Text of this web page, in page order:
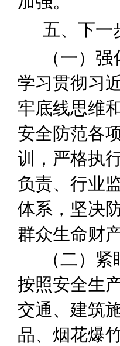
五、下一
（一）
学习贯彻习
牢底线思维
安全防范各
训，严格执
负责、行业
体系，坚决
群众生命财
（二） 紧
按照安全生
交通、建筑
品、烟花爆